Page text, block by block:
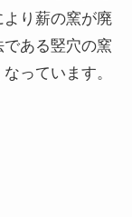
り薪の窯が廃
ある竪穴の窯
っています。